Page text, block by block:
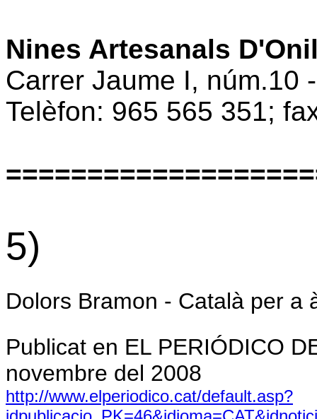
Nines Artesanals
Carrer Jaume I, núm.10
Telèfon: 965 565 351;
5)
Dolors Bramon - Català per a
Publicat en EL PERIÓDICO
novembre del 2008
http://www.elperiodico.cat/default.asp?